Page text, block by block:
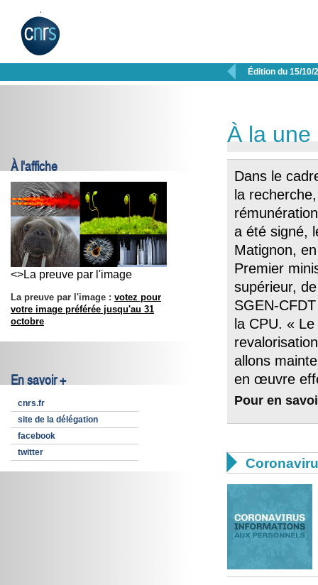
 Édition du 15/10/
À l'affiche
<>La preuve par l'image
La preuve par l'image : votez pour
votre image préférée jusqu'au 31
octobre
En savoir +
cnrs.fr
site de la délégation
facebook
twitter
À la une
Dans le
la
a été signé,
Matignon,
Premier
supérieur,
SGEN-
la CPU. «
allons
en œuvre
Pour en
